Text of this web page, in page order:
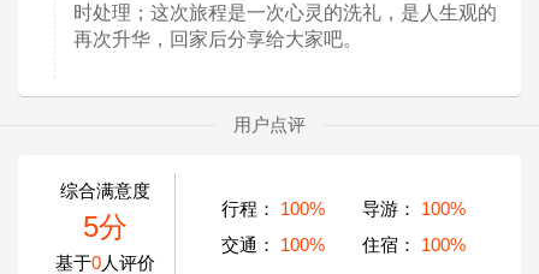
时处理；这次旅程是一次心灵的洗礼，是人生观的
再次升华，回家后分享给大家吧。
用户点评
综合满意度
5分
基于0人评价
行程： 100% 导游：
100%
交通：
100% 住宿： 100%